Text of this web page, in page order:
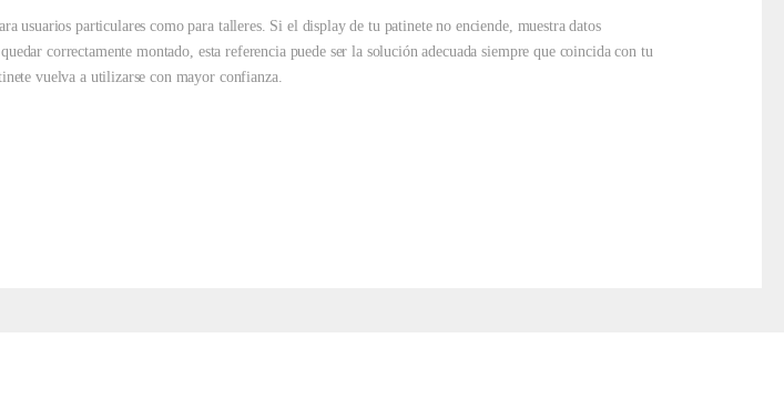
usuarios particulares como para talleres. Si el display de tu patinete no enciende, muestra datos
correctamente montado, esta referencia puede ser la solución adecuada siempre que coincida con tu
vuelva a utilizarse con mayor confianza.